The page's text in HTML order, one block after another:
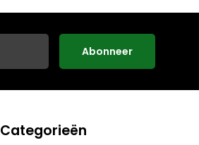
Abonneer
Categorieën